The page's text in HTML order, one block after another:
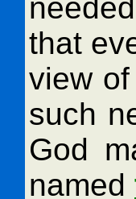
that
view
such
God
named